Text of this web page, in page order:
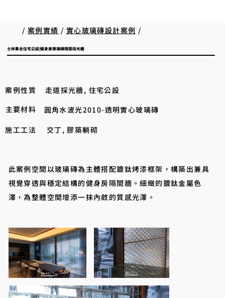
/案例實績 / 實心玻璃磚設計案例 /
此案例空間以玻璃磚為主體搭配鍍鈦烤漆框架，構築出兼具
視覺穿透與穩定結構的健身房隔間牆。細緻的鍍鈦金屬色
澤，為整體空間增添一抹內斂的質感光澤。
案例性質
走道採光牆, 住宅公設
主要材料
圓角水波光2010-透明實心玻璃磚
施工工法 交丁, 膠築躺砌
士林集合住宅公設|健身房玻璃磚隔間採光牆